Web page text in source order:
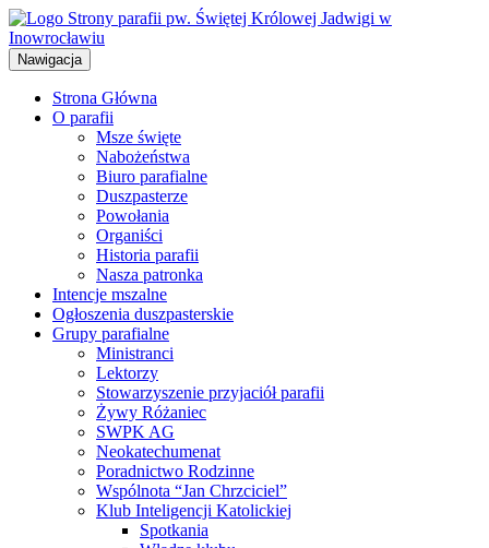
Przejdź
do
treści
Nawigacja
Strona Główna
O parafii
Msze święte
Nabożeństwa
Biuro parafialne
Duszpasterze
Powołania
Organiści
Historia parafii
Nasza patronka
Intencje mszalne
Ogłoszenia duszpasterskie
Grupy parafialne
Ministranci
Lektorzy
Stowarzyszenie przyjaciół parafii
Żywy Różaniec
SWPK AG
Neokatechumenat
Poradnictwo Rodzinne
Wspólnota “Jan Chrzciciel”
Klub Inteligencji Katolickiej
Spotkania